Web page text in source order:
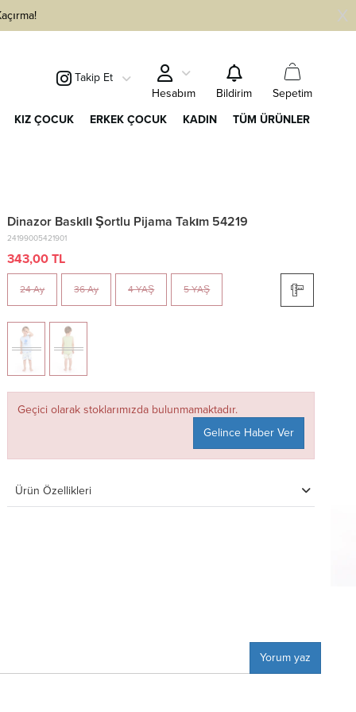
Takip Et
Hesabım
Bildirim
Sepetim
KIZ ÇOCUK ERKEK ÇOCUK KADIN TÜM ÜRÜNLER
Dinazor Baskılı Şortlu Pijama Takım 54219
24199005421901
343,00 TL
24 Ay 36 Ay 4 YAŞ 5 YAŞ
Geçici olarak stoklarımızda bulunmamaktadır.
Gelince Haber Ver
Ürün Özellikleri
Yorum yaz